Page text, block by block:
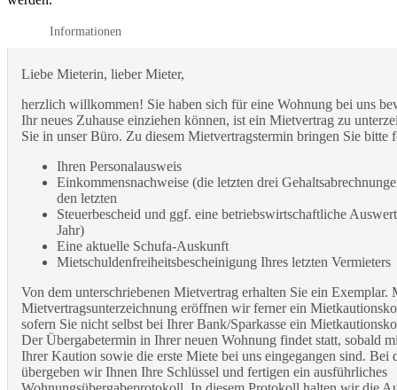
Informationen
Liebe Mieterin, lieber Mieter,
herzlich willkommen! Sie haben sich für eine Wohnung bei uns
Ihr neues Zuhause einziehen können, ist ein Mietvertrag zu
Sie in unser Büro. Zu diesem Mietvertragstermin bringen Sie bitte
Ihren Personalausweis
Einkommensnachweise (die letzten drei
den letzten
Steuerbescheid und ggf. eine betriebswirtschaftliche
Jahr)
Eine aktuelle Schufa-Auskunft
Mietschuldenfreiheitsbescheinigung Ihres letzten Vermieters
Von dem unterschriebenen Mietvertrag erhalten Sie ein Exemplar.
Mietvertragsunterzeichnung eröffnen wir ferner ein
sofern Sie nicht selbst bei Ihrer Bank/Sparkasse ein
Der Übergabetermin in Ihrer neuen Wohnung findet statt, sobald
Ihrer Kaution sowie die erste Miete bei uns eingegangen sind. Bei
übergeben wir Ihnen Ihre Schlüssel und fertigen ein ausführliches